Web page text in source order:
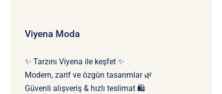
Viyena Moda
✨ Tarzını Viyena ile keşfet ✨
Modern, zarif ve özgün tasarımlar 🌿
Güvenli alışveriş & hızlı teslimat 🛍️